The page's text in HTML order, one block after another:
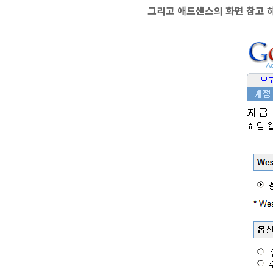
그리고 애드센스의 화면 참고